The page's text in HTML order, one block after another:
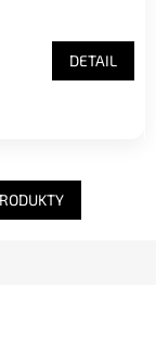
DETAIL